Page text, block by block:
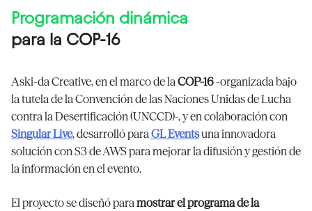
Programación dinámica
para la COP-16
Aski-da Creative, en el marco de laCOP-16-organizada bajo
la tutela de la Convención de las Naciones Unidas de Lucha
contra la Desertificación (UNCCD)-, y en colaboración con
Singular Live, desarrolló paraGL Eventsuna innovadora
solución con S3 de AWS para mejorar la difusión y gestión de
la información en el evento.
El proyecto se diseñó paramostrar el programa de la